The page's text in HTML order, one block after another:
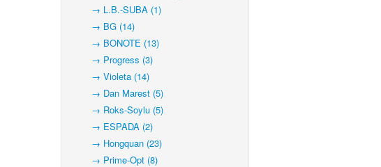
→ L.B.-SUBA (1)
→ BG (14)
→ BONOTE (13)
→ Progress (3)
→ Violeta (14)
→ Dan Marest (5)
→ Roks-Soylu (5)
→ ESPADA (2)
→ Hongquan (23)
→ Prime-Opt (8)